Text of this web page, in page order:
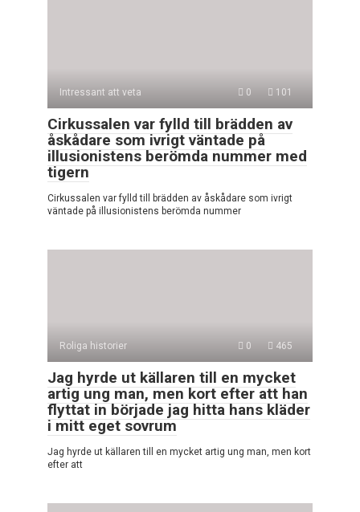
Intressant att veta 0 101
Cirkussalen var fylld till brädden av
åskådare som ivrigt väntade på
illusionistens berömda nummer med
tigern
Cirkussalen var fylld till brädden av åskådare som ivrigt
väntade på illusionistens berömda nummer
Roliga historier 0 465
Jag hyrde ut källaren till en mycket
artig ung man, men kort efter att han
flyttat in började jag hitta hans kläder
i mitt eget sovrum
Jag hyrde ut källaren till en mycket artig ung man, men kort
efter att